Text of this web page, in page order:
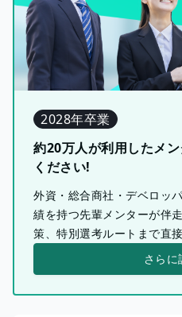
2028年卒業
約20万人が利用したメ
ください!
外資・総合商社・デベロッ
績を持つ先輩メンターが伴
策、特別選考ルートまで直
さらに